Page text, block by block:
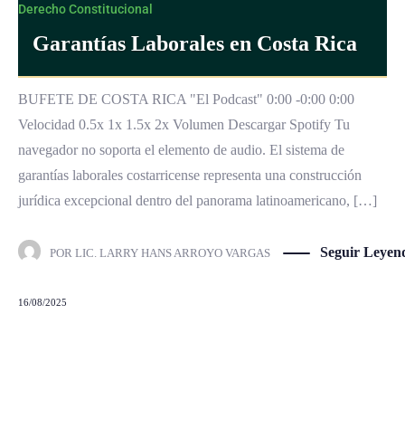
Derecho Constitucional
Garantías Laborales en Costa Rica
BUFETE DE COSTA RICA "El Podcast" 0:00 -0:00 0:00
Velocidad 0.5x 1x 1.5x 2x Volumen Descargar Spotify Tu
navegador no soporta el elemento de audio. El sistema de
garantías laborales costarricense representa una construcción
jurídica excepcional dentro del panorama latinoamericano, […]
POR LIC. LARRY HANS ARROYO VARGAS Seguir
16/08/2025